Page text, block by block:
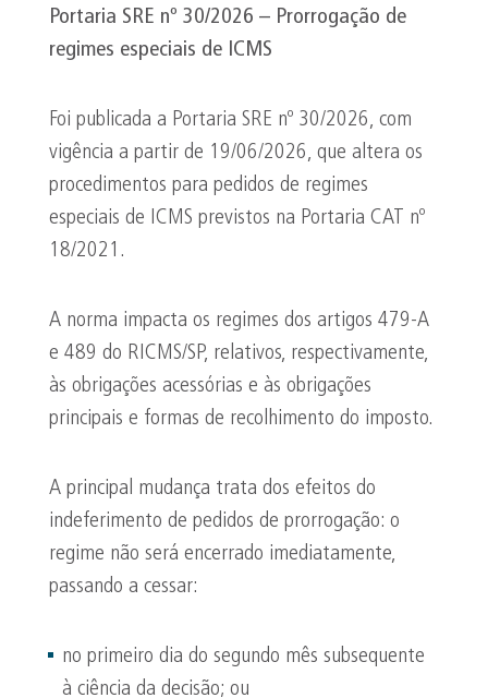
Portaria SRE nº 30/2026 – Prorrogação de
regimes especiais de ICMS
Foi publicada a Portaria SRE nº 30/2026, com
vigência a partir de 19/06/2026, que altera os
procedimentos para pedidos de regimes
especiais de ICMS previstos na Portaria CAT nº
18/2021.
A norma impacta os regimes dos artigos 479-A
e 489 do RICMS/SP, relativos, respectivamente,
às obrigações acessórias e às obrigações
principais e formas de recolhimento do imposto.
A principal mudança trata dos efeitos do
indeferimento de pedidos de prorrogação: o
regime não será encerrado imediatamente,
passando a cessar:
no primeiro dia do segundo mês subsequente
à ciência da decisão; ou